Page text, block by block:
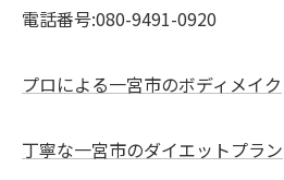
電話番号:080-9491-0920
プロによる一宮市のボディメイク
丁寧な一宮市のダイエットプラン